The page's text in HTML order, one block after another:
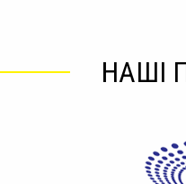
НАШІ